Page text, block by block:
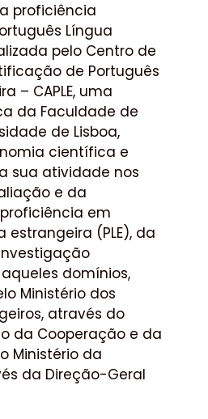
proficiência
Língua
pelo Centro de
de Português
– CAPLE, uma
da Faculdade de
de Lisboa,
científica e
sua atividade nos
e da
em
estrangeira (PLE), da
domínios,
Ministério dos
através do
da Cooperação e da
Ministério da
da Direção-Geral